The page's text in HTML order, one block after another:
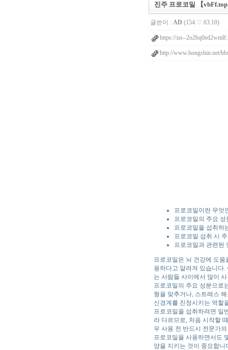
진주 프로코밀 【
글쓴이 : AD (154.♡.63.10)
https://xn--
http://www.hongshin.net/
프로코밀이란 무엇
프로코밀의 주요 성
프로코밀을 섭취하
프로코밀 섭취 시
프로코밀과 관련된
프로코밀은 뇌 건강에 도
용하다고 알려져 있습니다
는 사람들 사이에서 많이
프로코밀의 주요 성분으로
형을 맞추거나, 스트레스
신경계를 진정시키는 역할
프로코밀을 섭취하려면 일
라 다르므로, 처음 시작할
우 사용 전 반드시 전문가
프로코밀을 사용하면서도
양을 지키는 것이 중요합